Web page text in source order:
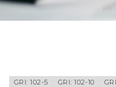
GRI: 102-5 GRI: 102-10